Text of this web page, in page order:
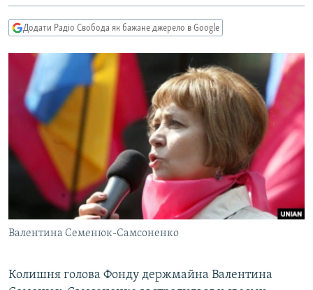
Перейти
до
КУЛЬТУРА
СПОРТ
УКРАЇНА
СВІТ
КРИМ.РЕАЛІЇ
ТИ ЯК?
СХЕМИ
КИТАЙ.ВИКЛИКИ
МУЛЬТИМЕДІА
ФОТО
СПЕЦПРОЄКТИ
ПОДКАСТИ
РУС
Додати Радіо Свобода як бажане джерело в Google
Валентина Семенюк-Самсоненко
Колишня голова Фонду держмайна Валентина